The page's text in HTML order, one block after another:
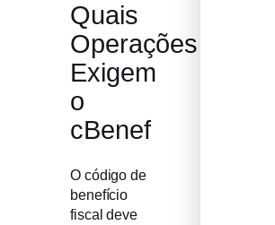
Quais
Operações
Exigem
o
cBenef
O código de
benefício
fiscal deve